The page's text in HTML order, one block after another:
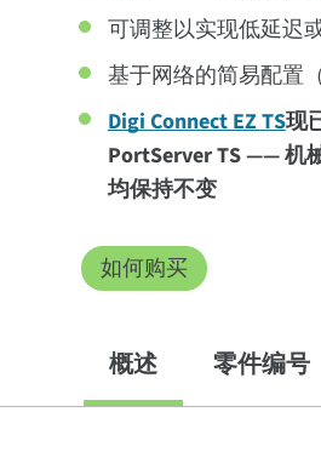
可调整以实现低延迟
基于网络的简易配置（
Digi Connect EZ TS现
PortServer TS —— 机
均保持不变
如何购买
概述 零件编号